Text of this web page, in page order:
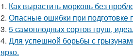
1. Как вырастить морковь без
2. Опасные ошибки при подготовке
3. 5 самоплодных сортов груш,
4. Для успешной борьбы с
ярко.